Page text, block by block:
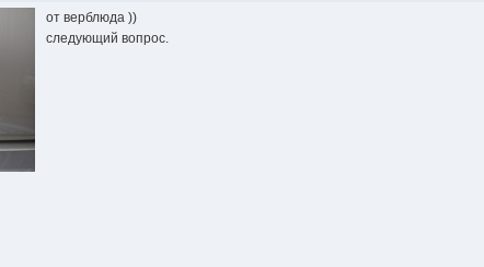
от верблюда ))
следующий вопрос.